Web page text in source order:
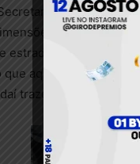
de Estado de
continentais,
estrada, mesmo
aquela rodovia,
trazer benefícios